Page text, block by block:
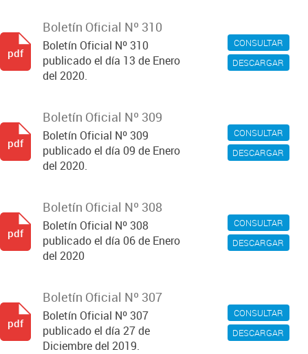
CONSULTAR
DESCARGAR
Boletín Oficial Nº 310
Boletín Oficial Nº 310
publicado el día 13 de Enero
del 2020.
pdf
CONSULTAR
DESCARGAR
Boletín Oficial Nº 309
Boletín Oficial Nº 309
publicado el día 09 de Enero
del 2020.
pdf
CONSULTAR
DESCARGAR
Boletín Oficial Nº 308
Boletín Oficial Nº 308
publicado el día 06 de Enero
del 2020
pdf
CONSULTAR
DESCARGAR
Boletín Oficial Nº 307
Boletín Oficial Nº 307
publicado el día 27 de
Diciembre del 2019.
pdf